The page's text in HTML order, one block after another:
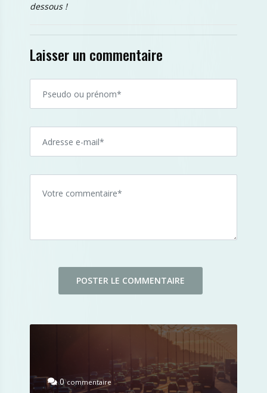
dessous !
Laisser un commentaire
0commentaire